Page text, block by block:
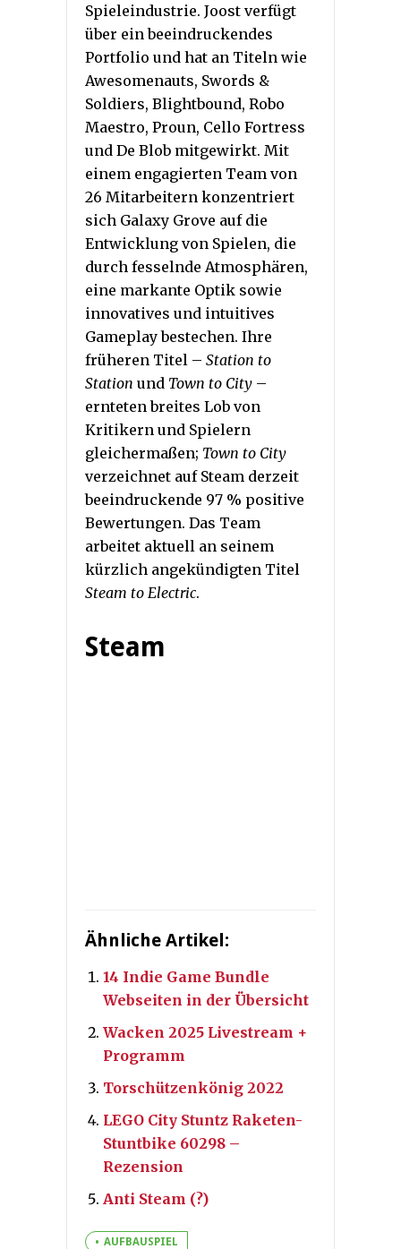
Spieleindustrie. Joost verfügt
über ein beeindruckendes
Portfolio und hat an Titeln wie
Awesomenauts, Swords &
Soldiers, Blightbound, Robo
Maestro, Proun, Cello Fortress
und De Blob mitgewirkt. Mit
einem engagierten Team von
26 Mitarbeitern konzentriert
sich Galaxy Grove auf die
Entwicklung von Spielen, die
durch fesselnde Atmosphären,
eine markante Optik sowie
innovatives und intuitives
Gameplay bestechen. Ihre
früheren Titel – Station to
Station und Town to City –
ernteten breites Lob von
Kritikern und Spielern
gleichermaßen; Town to City
verzeichnet auf Steam derzeit
beeindruckende 97 % positive
Bewertungen. Das Team
arbeitet aktuell an seinem
kürzlich angekündigten Titel
Steam to Electric.
Steam
Ähnliche Artikel:
14 Indie Game Bundle
Webseiten in der Übersicht
Wacken 2025 Livestream +
Programm
Torschützenkönig 2022
LEGO City Stuntz Raketen-
Stuntbike 60298 –
Rezension
Anti Steam (?)
AUFBAUSPIEL